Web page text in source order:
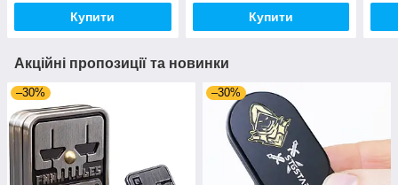
Купити Купити
Акційні пропозиції та новинки
–30% –30%